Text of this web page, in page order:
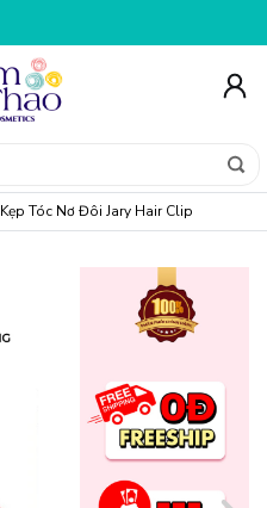
Kẹp Tóc Nơ Đôi Jary Hair Clip